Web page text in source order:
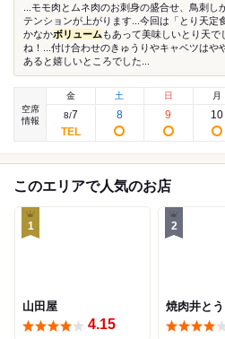
...モモ肉とムネ肉のお刺身の盛合せ、鳥刺し
テンションが上がります...今回は「とり天定
かなかボリューム もあって美味しいとり天
ね！...付け合わせのきゅうりやキャベツはや
あると嬉しいところでした...
空席
情報
金
8/7
土
8
日
9
月
10
このエリアで人気のお店
1
山田屋
4.15
2
焼肉井とう